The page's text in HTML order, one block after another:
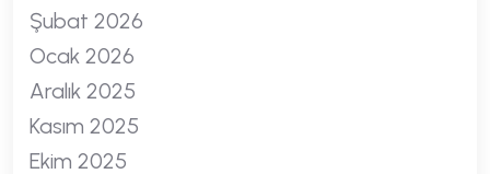
Şubat 2026
Ocak 2026
Aralık 2025
Kasım 2025
Ekim 2025